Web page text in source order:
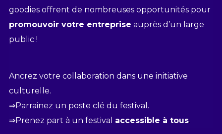
goodies offrent de nombreuses opportunités pour
promouvoir votre entreprise auprès d’un large
public !
Ancrez votre collaboration dans une initiative
culturelle.
⇒Parrainez un poste clé du festival.
⇒Prenez part à un festival accessible à tous.